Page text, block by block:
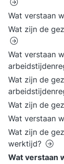
Wat verstaan
Wat zijn de
Wat verstaan
Wat zijn de
Wat zijn de
Wat verstaan
Wat zijn de
werktijd?
Wat verstaan